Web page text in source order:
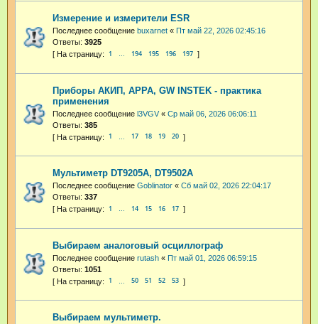
Измерение и измерители ESR
Последнее сообщение buxarnet « Пт май 22, 2026 02:45:16
Ответы: 3925
1 … 194 195 196 197
Приборы АКИП, APPA, GW INSTEK - практика
применения
Последнее сообщение l3VGV« Ср май 06, 2026 06:06:11
Ответы: 385
1 17 18 19 20
Мультиметр DT9205A, DT9502A
Последнее сообщение Goblinator « Сб май 02, 2026 22:04:17
Ответы: 337
1 … 14 15 16 17
Выбираем аналоговый осциллограф
Последнее сообщение rutash « Пт май 01, 2026 06:59:15
Ответы: 1051
1 50 51 52 53
Выбираем мультиметр.